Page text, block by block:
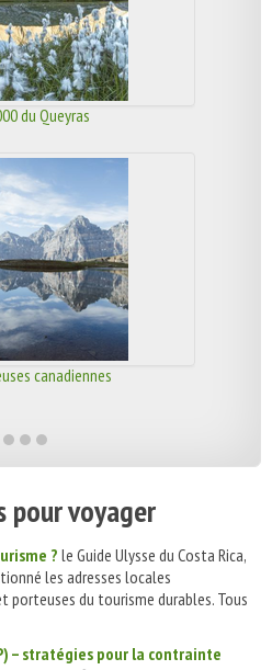
du Queyras
canadiennes
voyager
? le Guide Ulysse du Costa Rica,
les adresses locales
porteuses du tourisme durables. Tous
– stratégies pour la contrainte